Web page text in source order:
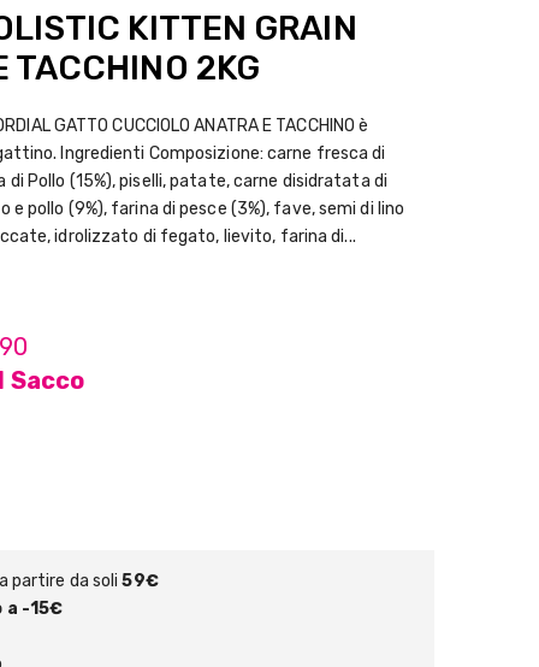
KITTEN GRAIN
TACCHINO 2KG
GATTO CUCCIOLO ANATRA E TACCHINO è
Ingredienti Composizione: carne fresca di
di Pollo (15%), piselli, patate, carne disidratata di
e pollo (9%), farina di pesce (3%), fave, semi di lino
idrolizzato di fegato, lievito, farina di...
Sacco
partire da soli59€
a -15€